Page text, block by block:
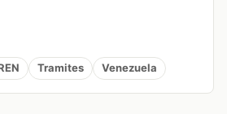
Tramites Venezuela